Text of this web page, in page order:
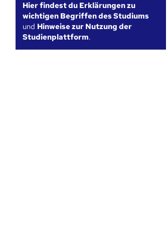
Hier findest du Erklärungen zu
wichtigen Begriffen des Studiums
und Hinweise zur Nutzung der
Studienplattform.